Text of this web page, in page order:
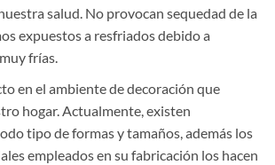
salud. No provocan sequedad de la
expuestos a resfriados debido a
frías.
en el ambiente de decoración que
hogar. Actualmente, existen
tipo de formas y tamaños, además los
empleados en su fabricación los hacen